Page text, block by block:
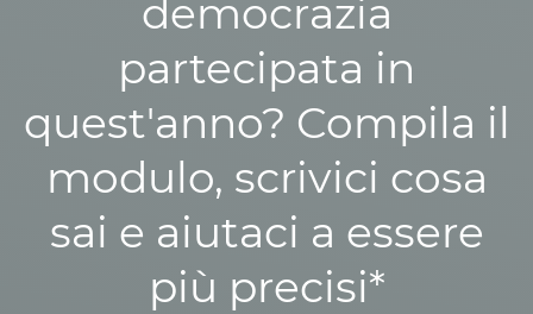
democrazia
partecipata in
quest'anno? Compila il
modulo, scrivici cosa
sai e aiutaci a essere
più precisi*